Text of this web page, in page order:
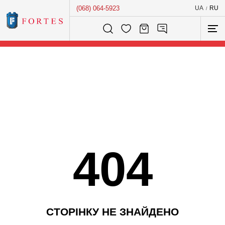
(068) 064-5923 UA / RU
Розумний пошук...
404
СТОРІНКУ НЕ ЗНАЙДЕНО